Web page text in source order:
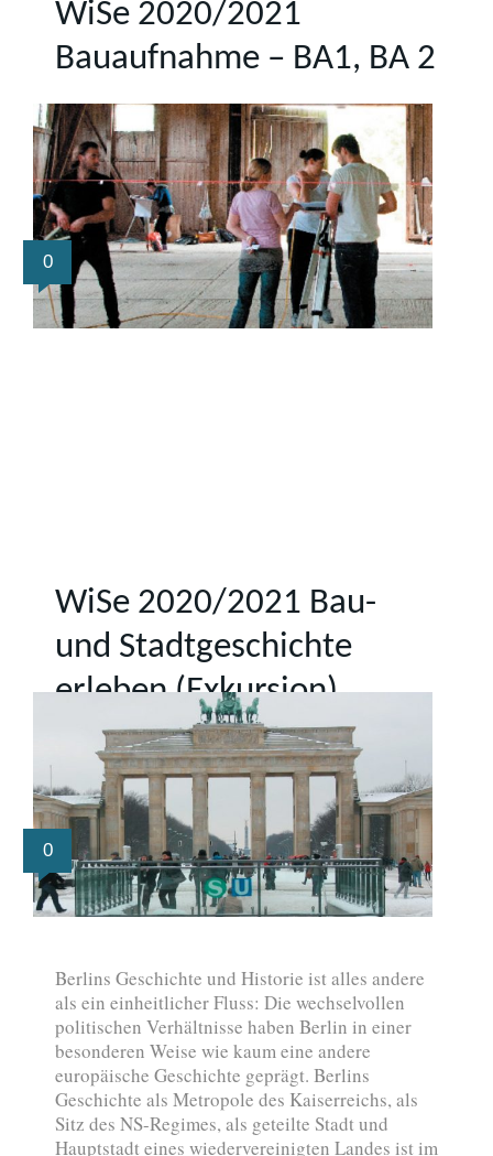
WiSe 2020/2021
Bauaufnahme – BA1, BA 2
0
WiSe 2020/2021 Bau-
und Stadtgeschichte
erleben (Exkursion)
0
Berlins Geschichte und Historie ist alles andere
als ein einheitlicher Fluss: Die wechselvollen
politischen Verhältnisse haben Berlin in einer
besonderen Weise wie kaum eine andere
europäische Geschichte geprägt. Berlins
Geschichte als Metropole des Kaiserreichs, als
Sitz des NS-Regimes, als geteilte Stadt und
Hauptstadt eines wiedervereinigten Landes ist im